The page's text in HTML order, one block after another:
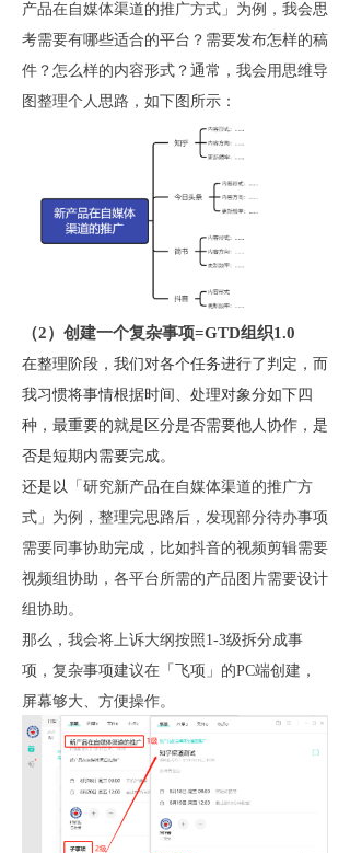
产品在自媒体渠道的推广方式」为例，我会思
考需要有哪些适合的平台？需要发布怎样的稿
件？怎么样的内容形式？通常，我会用思维导
图整理个人思路，如下图所示：
（2）创建一个复杂事项=GTD组织1.0
在整理阶段，我们对各个任务进行了判定，而
我习惯将事情根据时间、处理对象分如下四
种，最重要的就是区分是否需要他人协作，是
否是短期内需要完成。
还是以 「研究新产品在自媒体渠道的推广方
式」为例，整理完思路后，发现部分待办事项
需要同事协助完成，比如抖音的视频剪辑需要
视频组协助，各平台所需的产品图片需要设计
组协助。
那么，我会将上诉大纲按照1-3级拆分成事
项，复杂事项建议在「飞项」的PC端创建，
屏幕够大、方便操作。